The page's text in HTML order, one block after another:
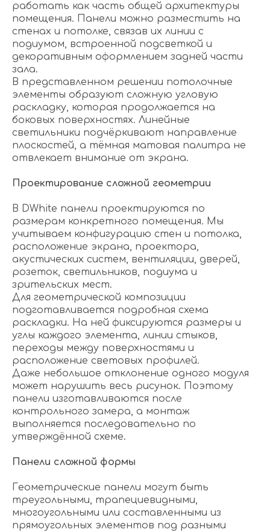
работать как часть общей архитектуры
помещения. Панели можно разместить на
стенах и потолке, связав их линии с
подиумом, встроенной подсветкой и
декоративным оформлением задней части
зала.
В представленном решении потолочные
элементы образуют сложную угловую
раскладку, которая продолжается на
боковых поверхностях. Линейные
светильники подчёркивают направление
плоскостей, а тёмная матовая палитра не
отвлекает внимание от экрана.
Проектирование сложной геометрии
В DWhite панели проектируются по
размерам конкретного помещения. Мы
учитываем конфигурацию стен и потолка,
расположение экрана, проектора,
акустических систем, вентиляции, дверей,
розеток, светильников, подиума и
зрительских мест.
Для геометрической композиции
подготавливается подробная схема
раскладки. На ней фиксируются размеры и
углы каждого элемента, линии стыков,
переходы между поверхностями и
расположение световых профилей.
Даже небольшое отклонение одного модуля
может нарушить весь рисунок. Поэтому
панели изготавливаются после
контрольного замера, а монтаж
выполняется последовательно по
утверждённой схеме.
Панели сложной формы
Геометрические панели могут быть
треугольными, трапециевидными,
многоугольными или составленными из
прямоугольных элементов под разными